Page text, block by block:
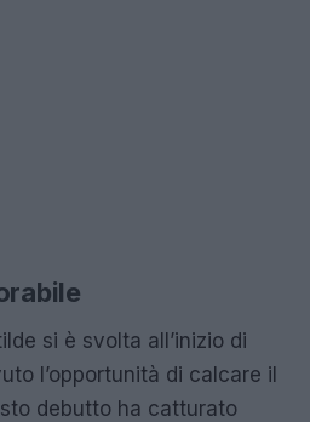
si è svolta all’inizio di
l’opportunità di calcare il
debutto ha catturato